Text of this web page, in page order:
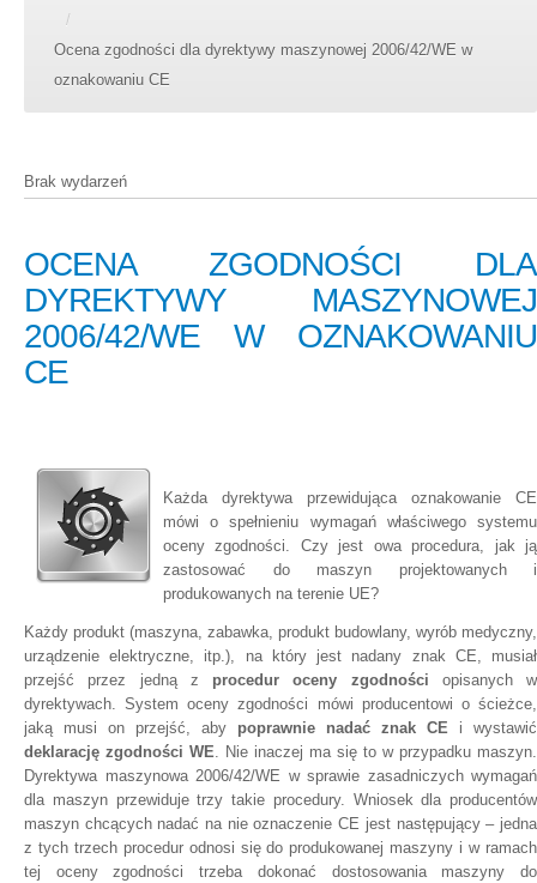
/
Ocena zgodności dla dyrektywy maszynowej 2006/42/WE w
oznakowaniu CE
Brak wydarzeń
OCENA ZGODNOŚCI DLA
DYREKTYWY MASZYNOWEJ
2006/42/WE W OZNAKOWANIU
CE
Każda dyrektywa przewidująca oznakowanie CE
mówi o spełnieniu wymagań właściwego systemu
oceny zgodności. Czy jest owa procedura, jak ją
zastosować do maszyn projektowanych i
produkowanych na terenie UE?
Każdy produkt (maszyna, zabawka, produkt budowlany, wyrób medyczny,
urządzenie elektryczne, itp.), na który jest nadany znak CE, musiał
przejść przez jedną z procedur oceny zgodności opisanych w
dyrektywach. System oceny zgodności mówi producentowi o ścieżce,
jaką musi on przejść, aby poprawnie nadać znak CE i wystawić
deklarację zgodności WE . Nie inaczej ma się to w przypadku maszyn.
Dyrektywa maszynowa 2006/42/WE w sprawie zasadniczych wymagań
dla maszyn przewiduje trzy takie procedury. Wniosek dla producentów
maszyn chcących nadać na nie oznaczenie CE jest następujący – jedna
z tych trzech procedur odnosi się do produkowanej maszyny i w ramach
tej oceny zgodności trzeba dokonać dostosowania maszyny do